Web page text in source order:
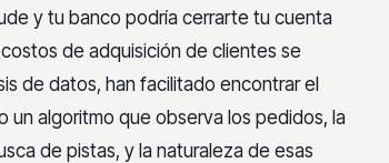
y tu banco podría cerrarte tu cuenta
de adquisición de clientes se
de datos, han facilitado encontrar el
un algoritmo que observa los pedidos, la
de pistas, y la naturaleza de esas